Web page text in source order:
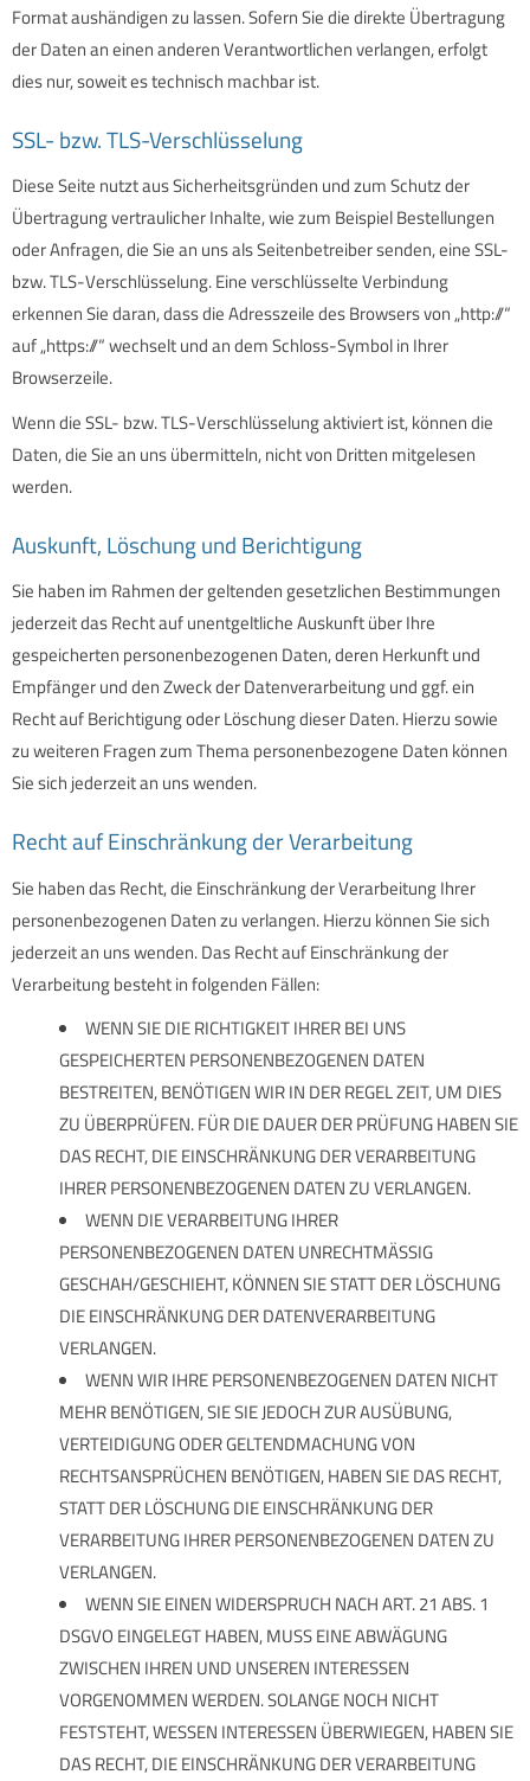
Format aushändigen zu lassen. Sofern Sie die direkte Übertragung
der Daten an einen anderen Verantwortlichen verlangen, erfolgt
dies nur, soweit es technisch machbar ist.
SSL- bzw. TLS-Verschlüsselung
Diese Seite nutzt aus Sicherheitsgründen und zum Schutz der
Übertragung vertraulicher Inhalte, wie zum Beispiel Bestellungen
oder Anfragen, die Sie an uns als Seitenbetreiber senden, eine SSL-
bzw. TLS-Verschlüsselung. Eine verschlüsselte Verbindung
erkennen Sie daran, dass die Adresszeile des Browsers von „http://“
auf „https://“ wechselt und an dem Schloss-Symbol in Ihrer
Browserzeile.
Wenn die SSL- bzw. TLS-Verschlüsselung aktiviert ist, können die
Daten, die Sie an uns übermitteln, nicht von Dritten mitgelesen
werden.
Auskunft, Löschung und Berichtigung
Sie haben im Rahmen der geltenden gesetzlichen Bestimmungen
jederzeit das Recht auf unentgeltliche Auskunft über Ihre
gespeicherten personenbezogenen Daten, deren Herkunft und
Empfänger und den Zweck der Datenverarbeitung und ggf. ein
Recht auf Berichtigung oder Löschung dieser Daten. Hierzu sowie
zu weiteren Fragen zum Thema personenbezogene Daten können
Sie sich jederzeit an uns wenden.
Recht auf Einschränkung der Verarbeitung
Sie haben das Recht, die Einschränkung der Verarbeitung Ihrer
personenbezogenen Daten zu verlangen. Hierzu können Sie sich
jederzeit an uns wenden. Das Recht auf Einschränkung der
Verarbeitung besteht in folgenden Fällen:
WENN SIE DIE RICHTIGKEIT IHRER BEI UNS
GESPEICHERTEN PERSONENBEZOGENEN DATEN
BESTREITEN, BENÖTIGEN WIR IN DER REGEL ZEIT, UM DIES
ZU ÜBERPRÜFEN. FÜR DIE DAUER DER PRÜFUNG HABEN SIE
DAS RECHT, DIE EINSCHRÄNKUNG DER VERARBEITUNG
IHRER PERSONENBEZOGENEN DATEN ZU VERLANGEN.
WENN DIE VERARBEITUNG IHRER
PERSONENBEZOGENEN DATEN UNRECHTMÄSSIG G
ESCHAH/GESCHIEHT, KÖNNEN SIE STATT DER LÖSCHUNG D
IE EINSCHRÄNKUNG DER DATENVERARBEITUNG V
ERLANGEN.
WENN WIR IHRE PERSONENBEZOGENEN DATEN NICHT
MEHR BENÖTIGEN, SIE SIE JEDOCH ZUR AUSÜBUNG,
VERTEIDIGUNG ODER GELTENDMACHUNG VON
RECHTSANSPRÜCHEN BENÖTIGEN, HABEN SIE DAS RECHT,
STATT DER LÖSCHUNG DIE EINSCHRÄNKUNG DER
VERARBEITUNG IHRER PERSONENBEZOGENEN DATEN ZU
VERLANGEN.
WENN SIE EINEN WIDERSPRUCH NACH ART. 21 ABS. 1
DSGVO EINGELEGT HABEN, MUSS EINE ABWÄGUNG
ZWISCHEN IHREN UND UNSEREN INTERESSEN
VORGENOMMEN WERDEN. SOLANGE NOCH NICHT
FESTSTEHT, WESSEN INTERESSEN ÜBERWIEGEN, HABEN SIE
DAS RECHT, DIE EINSCHRÄNKUNG DER VERARBEITUNG